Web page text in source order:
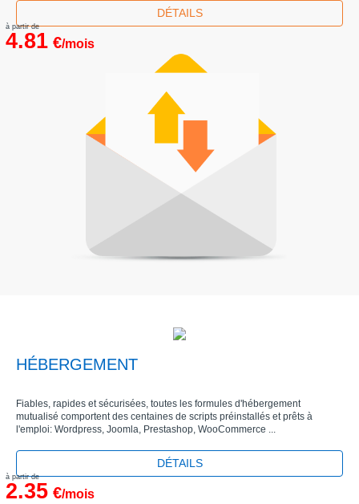
DÉTAILS
à partir de
4.81€/mois
HÉBERGEMENT
Fiables, rapides et sécurisées, toutes les formules d'hébergement
mutualisé comportent des centaines de scripts préinstallés et prêts à
l'emploi: Wordpress, Joomla, Prestashop, WooCommerce ...
DÉTAILS
à partir de
2.35€/mois